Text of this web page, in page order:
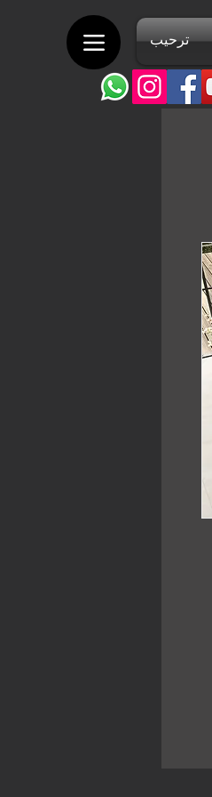
ترحيب